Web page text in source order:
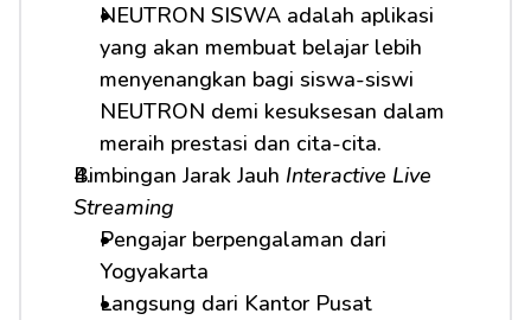
NEUTRON SISWA adalah aplikasi
yang akan membuat belajar lebih
menyenangkan bagi siswa-siswi
NEUTRON demi kesuksesan dalam
meraih prestasi dan cita-cita.
Bimbingan Jarak Jauh Interactive Live
Streaming
Pengajar berpengalaman dari
Yogyakarta
Langsung dari Kantor Pusat